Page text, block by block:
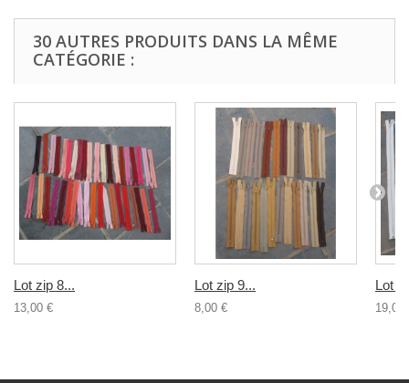
30 AUTRES PRODUITS DANS LA MÊME
CATÉGORIE :
Lot zip 8...
13,00 €
Lot zip 9...
8,00 €
Lot
19,00